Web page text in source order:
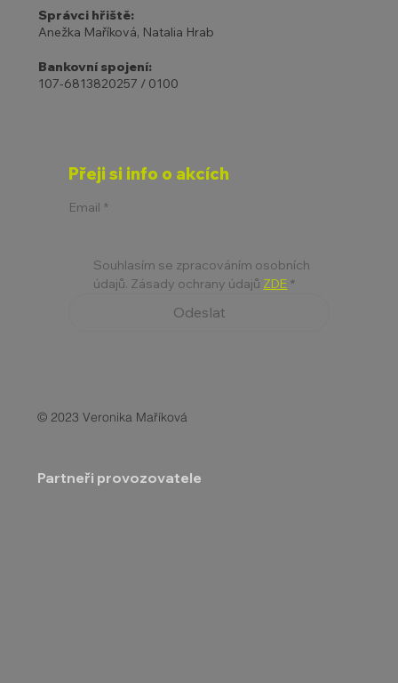
Správci hřiště:
Anežka Maříková, Natalia Hrab
Bankovní spojení:
107-6813820257 / 0100
Přeji si info o akcích
Email *
Souhlasím se zpracováním osobních
údajů. Zásady ochrany údajů ZDE *
Odeslat
© 2023 Veronika Maříková
Partneři provozovatele